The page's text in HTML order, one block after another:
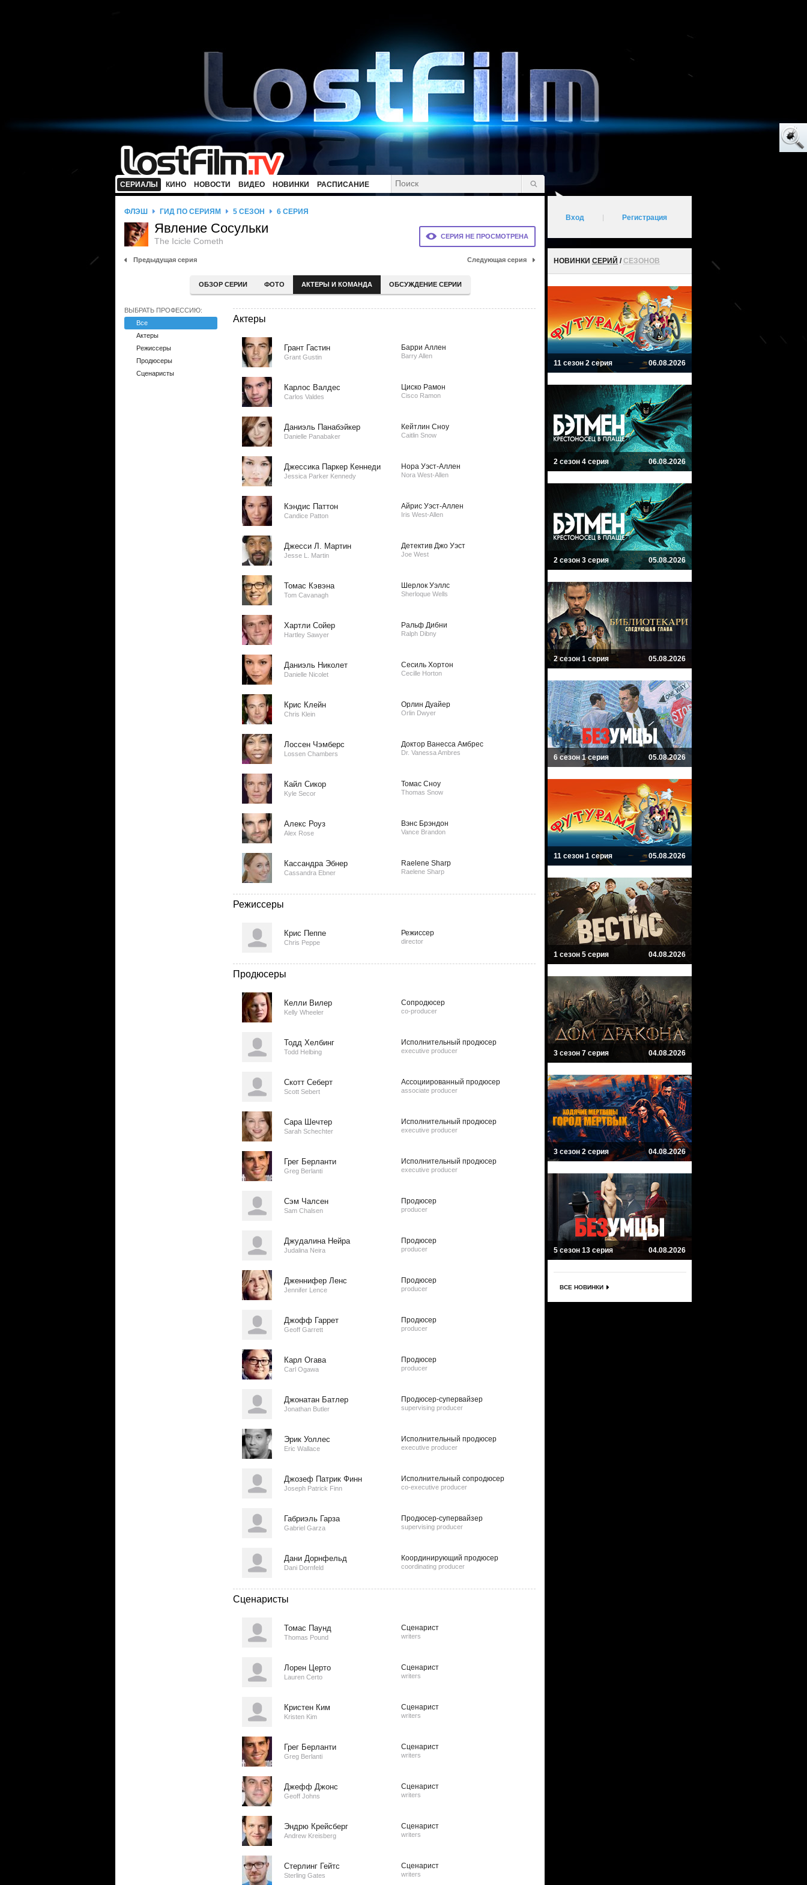
СЕРИАЛЫ КИНО НОВОСТИ ВИДЕО НОВИНКИ РАСПИСАНИЕ
СЕРИЯ НЕ ПРОСМОТРЕНА
ФЛЭШ ГИД ПО СЕРИЯМ 5 СЕЗОН 6 СЕРИЯ
Явление Сосульки
The Icicle Cometh
Предыдущая серия Следующая серия
ОБЗОР СЕРИИ ФОТО АКТЕРЫ И КОМАНДА ОБСУЖДЕНИЕ СЕРИИ
ВЫБРАТЬ ПРОФЕССИЮ:
Все
Актеры
Режиссеры
Продюсеры
Сценаристы
Актеры
Грант Гастин
Grant Gustin
Барри Аллен
Barry Allen
Карлос Валдес
Carlos Valdes
Циско Рамон
Cisco Ramon
Даниэль Панабэйкер
Danielle Panabaker
Кейтлин Сноу
Caitlin Snow
Джессика Паркер Кеннеди
Jessica Parker Kennedy
Нора Уэст-Аллен
Nora West-Allen
Кэндис Паттон
Candice Patton
Айрис Уэст-Аллен
Iris West-Allen
Джесси Л. Мартин
Jesse L. Martin
Детектив Джо Уэст
Joe West
Томас Кэвэна
Tom Cavanagh
Шерлок Уэллс
Sherloque Wells
Хартли Сойер
Hartley Sawyer
Ральф Дибни
Ralph Dibny
Даниэль Николет
Danielle Nicolet
Сесиль Хортон
Cecille Horton
Крис Клейн
Chris Klein
Орлин Дуайер
Orlin Dwyer
Лоссен Чэмберс
Lossen Chambers
Доктор Ванесса Амбрес
Dr. Vanessa Ambres
Кайл Сикор
Kyle Secor
Томас Сноу
Thomas Snow
Алекс Роуз
Alex Rose
Вэнс Брэндон
Vance Brandon
Кассандра Эбнер
Cassandra Ebner
Raelene Sharp
Raelene Sharp
Режиссеры
Крис Пеппе
Chris Peppe
Режиссер
director
Продюсеры
Келли Вилер
Kelly Wheeler
Сопродюсер
co-producer
Тодд Хелбинг
Todd Helbing
Исполнительный продюсер
executive producer
Скотт Себерт
Scott Sebert
Ассоциированный продюсер
associate producer
Сара Шечтер
Sarah Schechter
Исполнительный продюсер
executive producer
Грег Берланти
Greg Berlanti
Исполнительный продюсер
executive producer
Сэм Чалсен
Sam Chalsen
Продюсер
producer
Джудалина Нейра
Judalina Neira
Продюсер
producer
Дженнифер Ленс
Jennifer Lence
Продюсер
producer
Джофф Гаррет
Geoff Garrett
Продюсер
producer
Карл Огава
Carl Ogawa
Продюсер
producer
Джонатан Батлер
Jonathan Butler
Продюсер-супервайзер
supervising producer
Эрик Уоллес
Eric Wallace
Исполнительный продюсер
executive producer
Джозеф Патрик Финн
Joseph Patrick Finn
Исполнительный сопродюсер
co-executive producer
Габриэль Гарза
Gabriel Garza
Продюсер-супервайзер
supervising producer
Дани Дорнфельд
Dani Dornfeld
Координирующий продюсер
coordinating producer
Сценаристы
Томас Паунд
Thomas Pound
Сценарист
writers
Лорен Церто
Lauren Certo
Сценарист
writers
Кристен Ким
Kristen Kim
Сценарист
writers
Грег Берланти
Greg Berlanti
Сценарист
writers
Джефф Джонс
Geoff Johns
Сценарист
writers
Эндрю Крейсберг
Andrew Kreisberg
Сценарист
writers
Стерлинг Гейтс
Sterling Gates
Сценарист
writers
Вход Регистрация
НОВИНКИ СЕРИЙ /СЕЗОНОВ
11 сезон 2 серия 06.08.2026
2 сезон 4 серия 06.08.2026
2 сезон 3 серия 05.08.2026
2 сезон 1 серия 05.08.2026
6 сезон 1 серия 05.08.2026
11 сезон 1 серия 05.08.2026
1 сезон 5 серия 04.08.2026
3 сезон 7 серия 04.08.2026
3 сезон 2 серия 04.08.2026
5 сезон 13 серия 04.08.2026
ВСЕ НОВИНКИ